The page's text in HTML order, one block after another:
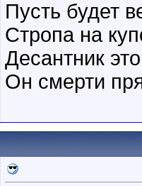
Пусть будет
Стропа на
Десантник
Он смерти